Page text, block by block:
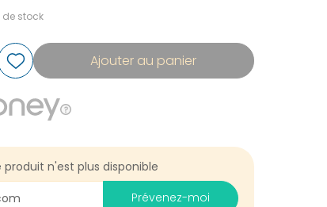
stock
Ajouter au panier
produit n'est plus disponible
Prévenez-moi